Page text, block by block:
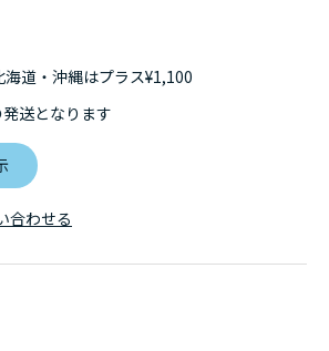
道・沖縄はプラス¥1,100
送となります
合わせる